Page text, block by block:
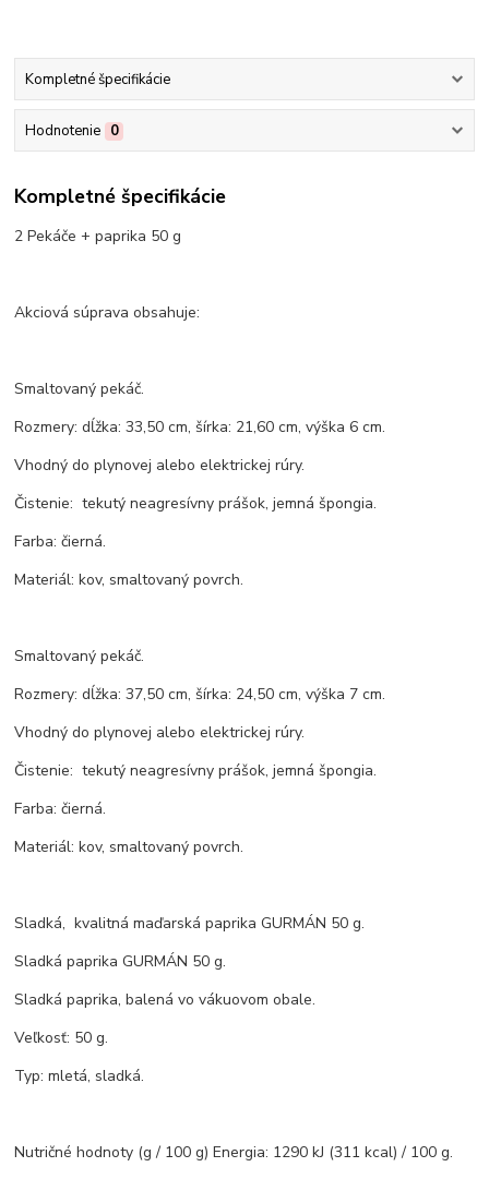
Kompletné špecifikácie
Hodnotenie 0
Kompletné špecifikácie
2 Pekáče + paprika 50 g
Akciová súprava obsahuje:
Smaltovaný pekáč.
Rozmery: dĺžka: 33,50 cm, šírka: 21,60 cm, výška 6 cm.
Vhodný do plynovej alebo elektrickej rúry.
Čistenie: tekutý neagresívny prášok, jemná špongia.
Farba: čierná.
Materiál: kov, smaltovaný povrch.
Smaltovaný pekáč.
Rozmery: dĺžka: 37,50 cm, šírka: 24,50 cm, výška 7 cm.
Vhodný do plynovej alebo elektrickej rúry.
Čistenie: tekutý neagresívny prášok, jemná špongia.
Farba: čierná.
Materiál: kov, smaltovaný povrch.
Sladká, kvalitná maďarská paprika GURMÁN 50 g.
Sladká paprika GURMÁN 50 g.
Sladká paprika, balená vo vákuovom obale.
Veľkosť: 50 g.
Typ: mletá, sladká.
Nutričné hodnoty (g / 100 g) Energia: 1290 kJ (311 kcal) / 100 g.